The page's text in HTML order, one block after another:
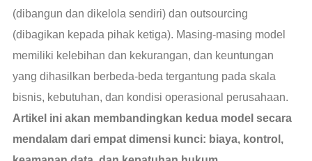
(dibangun dan dikelola sendiri) dan outsourcing
(dibagikan kepada pihak ketiga). Masing-masing model
memiliki kelebihan dan kekurangan, dan keuntungan
yang dihasilkan berbeda-beda tergantung pada skala
bisnis, kebutuhan, dan kondisi operasional perusahaan.
Artikel ini akan membandingkan kedua model secara
mendalam dari empat dimensi kunci: biaya, kontrol,